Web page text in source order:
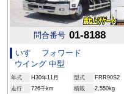
問合番号 01-8188
いすゞ フォワード
ウイング 中型
年式 H30年11月 型式
FRR90S2
走行
726千km 積載 2,550kg